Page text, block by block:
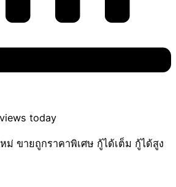
today
ม่ ขายถูกราคาพิเศษ กู้ได้เต็ม กู้ได้สูง